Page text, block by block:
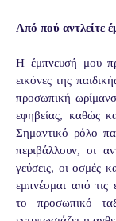
Από πού αντλείτε
Η έμπνευσή μου
εικόνες της
προσωπική
εφηβείας, καθώς
Σημαντικό ρόλο
περιβάλλουν, οι
γεύσεις, οι οσμές
εμπνέομαι από τις
το προσωπικό